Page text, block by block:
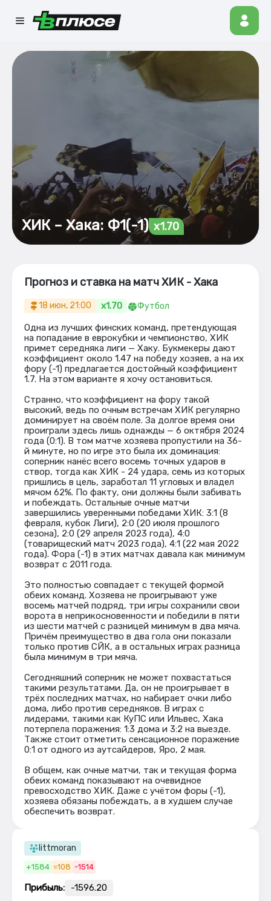
ХИК – Хака: Ф1(-1) x1.70
Прогноз и ставка на матч ХИК - Хака
18 июн, 21:00 x1.70 Футбол
Одна из лучших финских команд, претендующая
на попадание в еврокубки и чемпионство, ХИК
примет середняка лиги — Хаку. Букмекеры дают
коэффициент около 1.47 на победу хозяев, а на их
фору (-1) предлагается достойный коэффициент
1.7. На этом варианте я хочу остановиться.
Странно, что коэффициент на фору такой
высокий, ведь по очным встречам ХИК регулярно
доминирует на своём поле. За долгое время они
проиграли здесь лишь однажды — 6 октября 2024
года (0:1). В том матче хозяева пропустили на 36-
й минуте, но по игре это была их доминация:
соперник нанёс всего восемь точных ударов в
створ, тогда как ХИК - 24 удара, семь из которых
пришлись в цель, заработал 11 угловых и владел
мячом 62%. По факту, они должны были забивать
и побеждать. Остальные очные матчи
завершились уверенными победами ХИК: 3:1 (8
февраля, кубок Лиги), 2:0 (20 июля прошлого
сезона), 2:0 (29 апреля 2023 года), 4:0
(товарищеский матч 2023 года), 4:1 (22 мая 2022
года). Фора (-1) в этих матчах давала как минимум
возврат с 2011 года.
Это полностью совпадает с текущей формой
обеих команд. Хозяева не проигрывают уже
восемь матчей подряд, три игры сохранили свои
ворота в неприкосновенности и победили в пяти
из шести матчей с разницей минимум в два мяча.
Причём преимущество в два гола они показали
только против СЙК, а в остальных играх разница
была минимум в три мяча.
Сегодняшний соперник не может похвастаться
такими результатами. Да, он не проигрывает в
трёх последних матчах, но набирает очки либо
дома, либо против середняков. В играх с
лидерами, такими как КуПС или Ильвес, Хака
потерпела поражения: 1:3 дома и 3:2 на выезде.
Также стоит отметить сенсационное поражение
0:1 от одного из аутсайдеров, Яро, 2 мая.
В общем, как очные матчи, так и текущая форма
обеих команд показывают на очевидное
превосходство ХИК. Даже с учётом форы (-1),
хозяева обязаны побеждать, а в худшем случае
обеспечить возврат.
littmoran
+1584 =108 -1514
Прибыль: -1596.20